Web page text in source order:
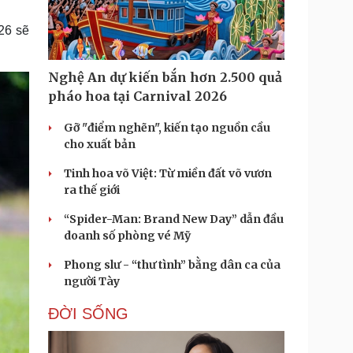
Doanh nghiệp 24h
nhân
Vì cộng đồng
Tin Công nghệ
Trải nghiệm
Chuyển đổi số
lịch
Podcast
Đọc truyện đêm khuya
Hạt giống tâm hồn
sẽ
Nghệ An dự kiến bắn hơn 2.500 quả
pháo hoa tại Carnival 2026
Gỡ "điểm nghẽn", kiến tạo nguồn cầu
cho xuất bản
Tinh hoa võ Việt: Từ miền đất võ vươn
ra thế giới
“Spider-Man: Brand New Day” dẫn đầu
doanh số phòng vé Mỹ
Phong slư - “thư tình” bằng dân ca của
người Tày
ĐỜI SỐNG